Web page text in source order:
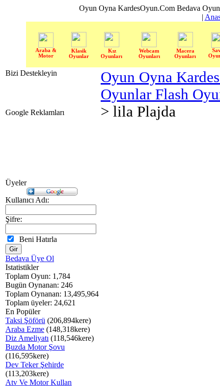
Oyun Oyna KardesOyun.Com Bedava
|
Araba &
Motor
Klasik
Oyunlar
Kız
Oyunları
Webcam
Oyunları
Macera
Oyunları
Bizi Destekleyin
Google Reklamları
Üyeler
Kullanıcı Adı:
Şifre:
Beni Hatırla
Bedava Üye Ol
Istatistikler
Toplam Oyun: 1,784
Bugün Oynanan: 246
Toplam Oynanan: 13,495,964
Toplam üyeler: 24,621
En Popüler
Taksi Şöförü (206,894kere)
Araba Ezme (148,318kere)
Diz Ameliyatı (118,546kere)
Buzda Motor Şovu
(116,595kere)
Dev Teker Şehirde
(113,203kere)
Atv Ve Motor Kullan
Oyun Oyna
Oyunlar Flash
> lila Plajda